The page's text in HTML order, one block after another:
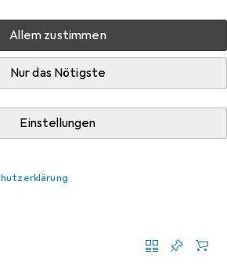
Allem zustimmen
Nur das Nötigste
Einstellungen
Zubehör zum Produkt
aus der Kategorie Schreibstifte.